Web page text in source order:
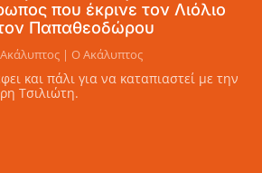
που έκρινε τον Λιόλιο
Παπαθεοδώρου
| Ο Ακάλυπτος
και πάλι για να καταπιαστεί με την
Τσιλιώτη.